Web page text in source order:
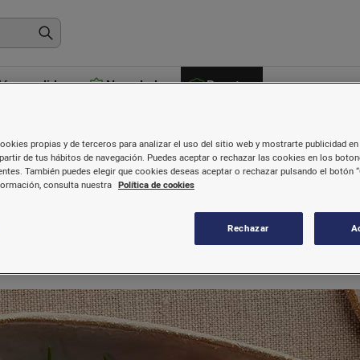
vendidos Novedades Recetas
rellenos de queso con fruta
propias y de terceros para analizar el uso del sitio web y mostrarte publicidad en
de tus hábitos de navegación. Puedes aceptar o rechazar las cookies en los
También puedes elegir que cookies deseas aceptar o rechazar pulsando el botón
consulta nuestra Política de cookies
Rechazar